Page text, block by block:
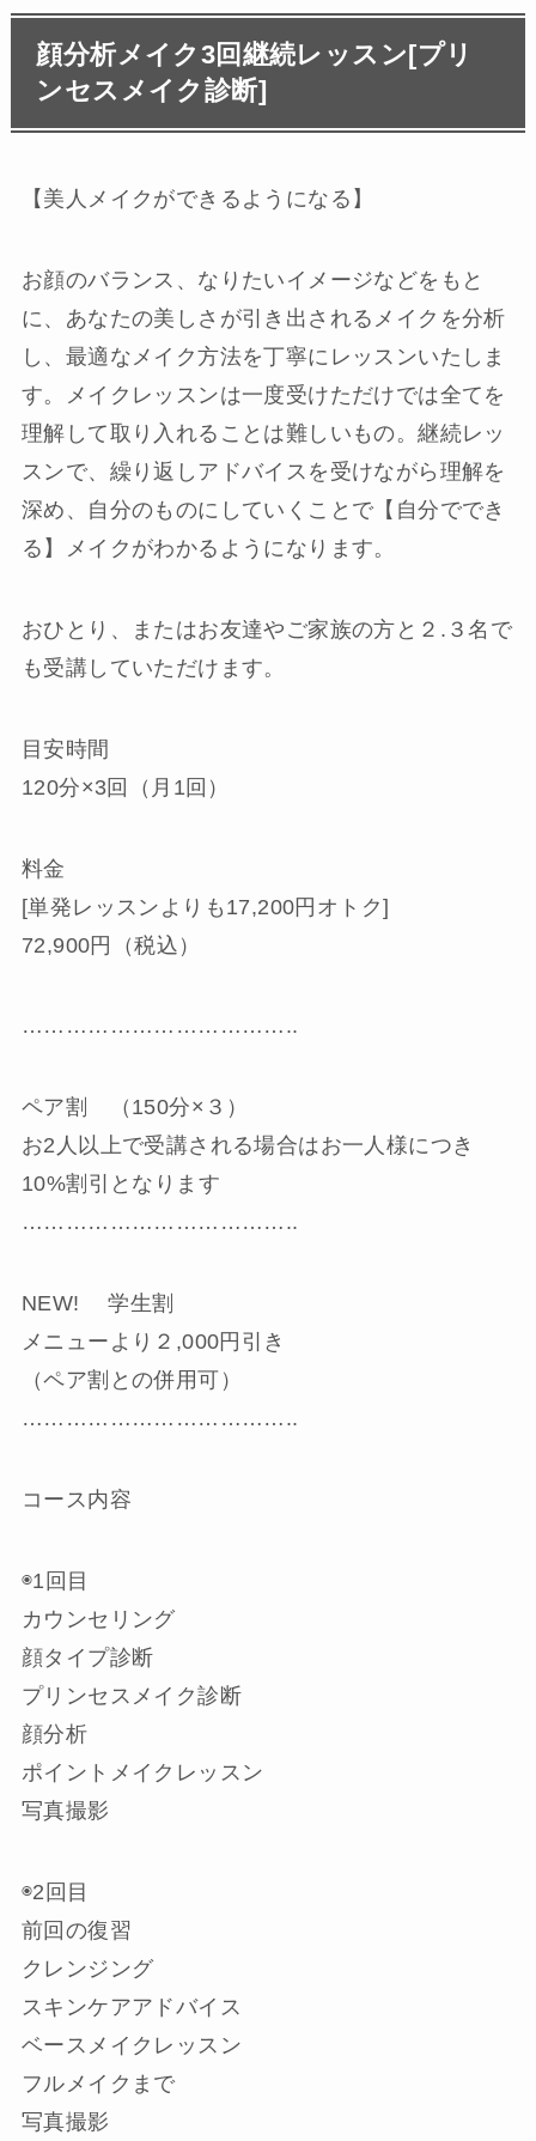
顔分析メイク3回継続レッスン[プリ
ンセスメイク診断]
【美人メイクができるようになる】
お顔のバランス、なりたいイメージなどをもと
に、あなたの美しさが引き出されるメイクを分析
し、最適なメイク方法を丁寧にレッスンいたしま
す。メイクレッスンは一度受けただけでは全てを
理解して取り入れることは難しいもの。継続レッ
スンで、繰り返しアドバイスを受けながら理解を
深め、自分のものにしていくことで【自分ででき
る】メイクがわかるようになります。
おひとり、またはお友達やご家族の方と２.３名で
も受講していただけます。
目安時間
120分×3回（月1回）
料金
[単発レッスンよりも17,200円オトク]
72,900円（税込）
………………………………..
ペア割 （150分×３）
お2人以上で受講される場合はお一人様につき
10%割引となります
………………………………..
NEW! 学生割
メニューより２,000円引き
（ペア割との併用可）
………………………………..
コース内容
◉1回目
カウンセリング
顔タイプ診断
プリンセスメイク診断
顔分析
ポイントメイクレッスン
写真撮影
◉2回目
前回の復習
クレンジング
スキンケアアドバイス
ベースメイクレッスン
フルメイクまで
写真撮影